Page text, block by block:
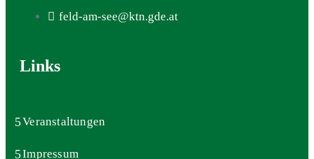
feld-am-see@ktn.gde.at
Links
Veranstaltungen
Impressum